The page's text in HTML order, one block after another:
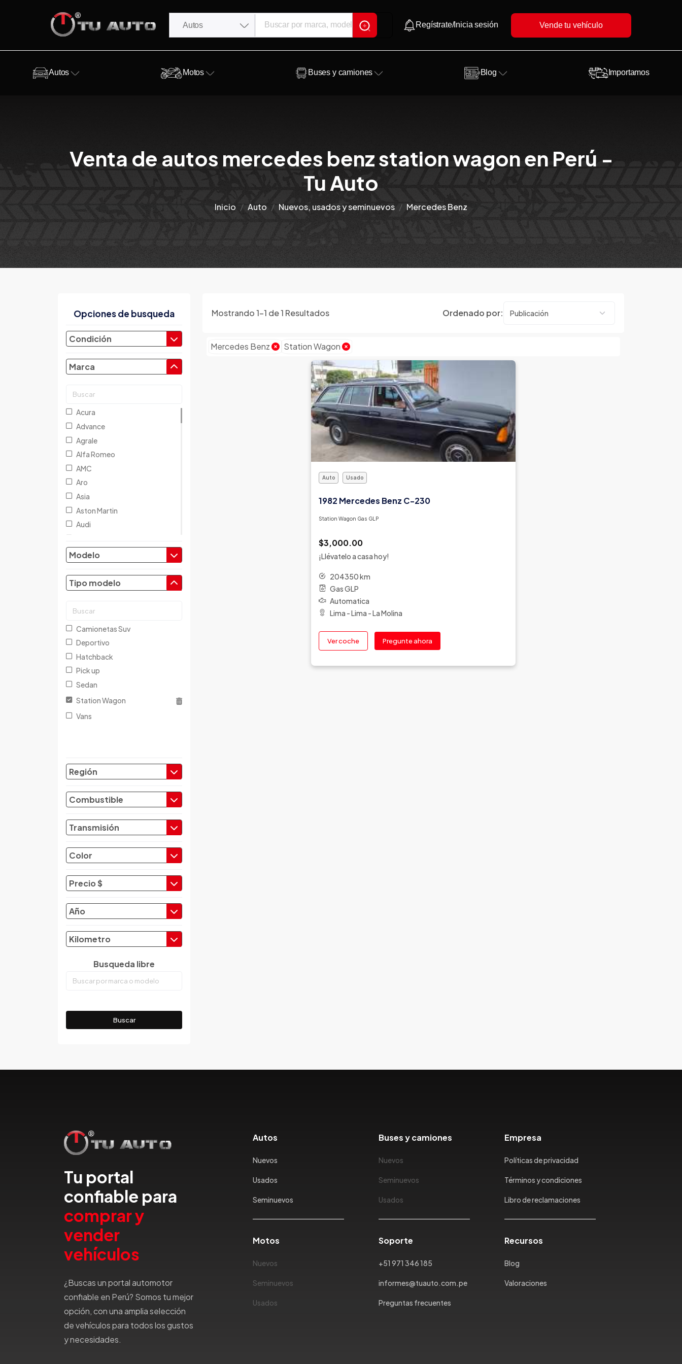
Regístrate/Inicia sesión Vende tu vehículo
Autos Motos Buses y camiones Blog Importamos
Venta de autos mercedes benz station wagon en Perú -
Tu Auto
Inicio Auto Nuevos, usados y seminuevos Mercedes Benz
Opciones de busqueda
Condición
Marca
Acura
Advance
Agrale
Alfa Romeo
AMC
Aro
Asia
Aston Martin
Audi
Baic
Bentley
Brilliance
Changhe
Chery
Citroen
Cupra
Dacia
Daewoo
Daf
Daihatsu
Datsun
Dayun
Derbi
Dfsk
Dmc
Dodge
Dongfeng
Emgrand
Fiat
Gac
Gmc
Haval
Hillman
Hummer
Hyundai
Infiniti
Isuzu
Jac
Jaguar
Jeep
Jetour
Jinbei
Jmc
Modelo
Tipo modelo
Camionetas Suv
Deportivo
Hatchback
Pick up
Sedan
Station Wagon
Vans
Región
Combustible
Transmisión
Color
Precio $
Año
Kilometro
Busqueda libre
Buscar
Mostrando1-1 de1 Resultados Ordenado por:
Mercedes Benz Station Wagon
Auto Usado
1982 Mercedes Benz C-230
Station Wagon Gas GLP
$3,000.00
¡Llévatelo a casa hoy!
204350 km
Gas GLP
Automatica
Lima - Lima - La Molina
Ver coche Pregunte ahora
Tu portal
confiable para
comprar y
vender
vehículos
¿Buscas un portal automotor
confiable en Perú? Somos tu mejor
opción, con una amplia selección
de vehículos para todos los gustos
y necesidades.
Autos
Nuevos
Usados
Seminuevos
Buses y camiones
Nuevos
Seminuevos
Usados
Empresa
Políticas de privacidad
Términos y condiciones
Libro de reclamaciones
Motos
Nuevos
Seminuevos
Usados
Soporte
+51 971 346 185
informes@tuauto.com.pe
Preguntas frecuentes
Recursos
Blog
Valoraciones